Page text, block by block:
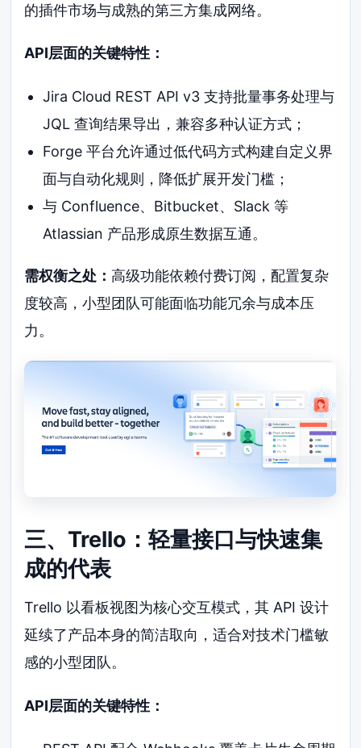
的插件市场与成熟的第三方集成网络。
API层面的关键特性：
Jira Cloud REST API v3 支持批量事务处理与
JQL 查询结果导出，兼容多种认证方式；
Forge 平台允许通过低代码方式构建自定义界
面与自动化规则，降低扩展开发门槛；
与 Confluence、Bitbucket、Slack 等
Atlassian 产品形成原生数据互通。
需权衡之处：高级功能依赖付费订阅，配置复杂
度较高，小型团队可能面临功能冗余与成本压
力。
三、Trello：轻量接口与快速集
成的代表
Trello 以看板视图为核心交互模式，其 API 设计
延续了产品本身的简洁取向，适合对技术门槛敏
感的小型团队。
API层面的关键特性：